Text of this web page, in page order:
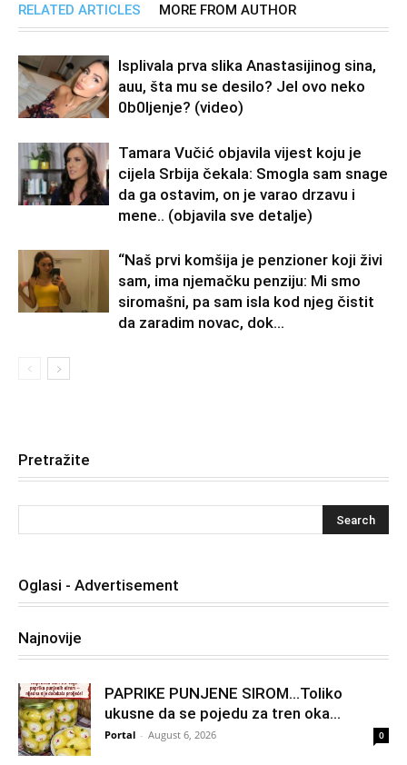
RELATED ARTICLES MORE FROM AUTHOR
Isplivala prva slika Anastasijinog sina,
auu, šta mu se desilo? Jel ovo neko
0b0Ijenje? (video)
Tamara Vučić objavila vijest koju je
cijela Srbija čekala: Smogla sam snage
da ga ostavim, on je varao drzavu i
mene.. (objavila sve detalje)
“Naš prvi komšija je penzioner koji živi
sam, ima njemačku penziju: Mi smo
siromašni, pa sam isla kod njeg čistit
da zaradim novac, dok...
Pretražite
Oglasi - Advertisement
Najnovije
PAPRIKE PUNJENE SIROM…Toliko
ukusne da se pojedu za tren oka…
Portal - August 6, 2026 0